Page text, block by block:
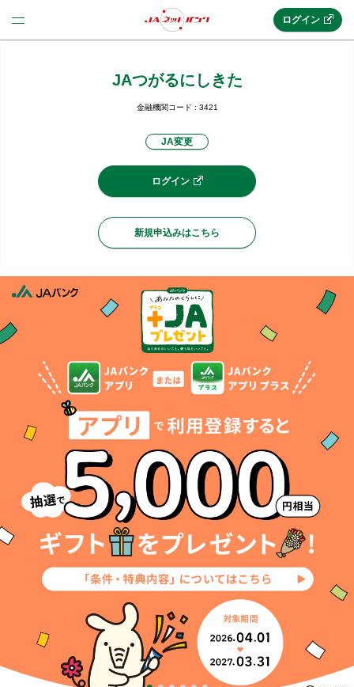
法人のお客様はこちら
新規申込み
JAネットバンクトップ
機能・サービス
セキュリティ
困った時は
ログイン
JAつがるにしきた
金融機関コード : 3421
JA変更
ログイン
新規申込みはこちら